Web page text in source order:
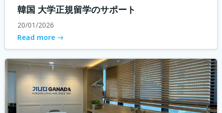
韓国 大学正規留学のサポート
20/01/2026
Read more